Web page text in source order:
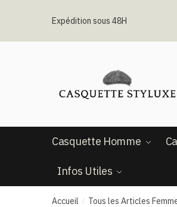
Expédition sous 48H
Casquette Homme
Infos Utiles
Accueil / Tous les Articles